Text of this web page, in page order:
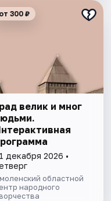
от 300 ₽
велик и мног
декабря 2026 •
областной
народного